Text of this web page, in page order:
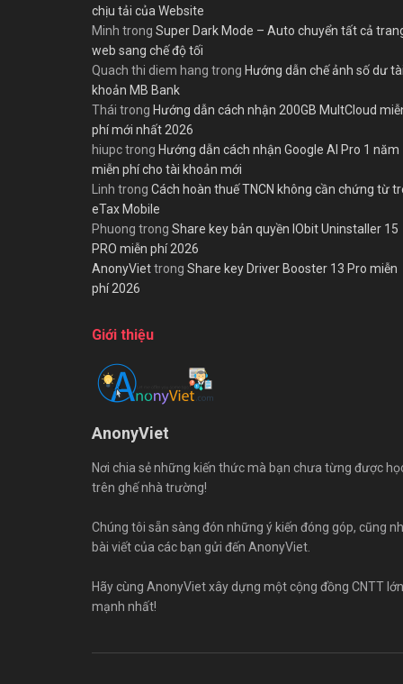
chịu tải của Website
Minh trong Super Dark Mode – Auto chuyển tất cả
web sang chế độ tối
Quach thi diem hang trong Hướng dẫn chế ảnh số dư tài
khoản MB Bank
Thái trong Hướng dẫn cách nhận 200GB MultCloud
phí mới nhất 2026
hiupctrong Hướng dẫn cách nhận Google AI Pro 1 năm
miễn phí cho tài khoản mới
Linh trong Cách hoàn thuế TNCN không cần chứng từ
eTax Mobile
Phuong trong Share key bản quyền IObit Uninstaller 15
PRO miễn phí 2026
AnonyViettrong Share key Driver Booster 13 Pro miễn
phí 2026
Giới thiệu
AnonyViet
Nơi chia sẻ những kiến thức mà bạn chưa từng được
trên ghế nhà trường!
Chúng tôi sẵn sàng đón những ý kiến đóng góp, cũng
bài viết của các bạn gửi đến AnonyViet.
Hãy cùng AnonyViet xây dựng một cộng đồng CNTT lớn
mạnh nhất!